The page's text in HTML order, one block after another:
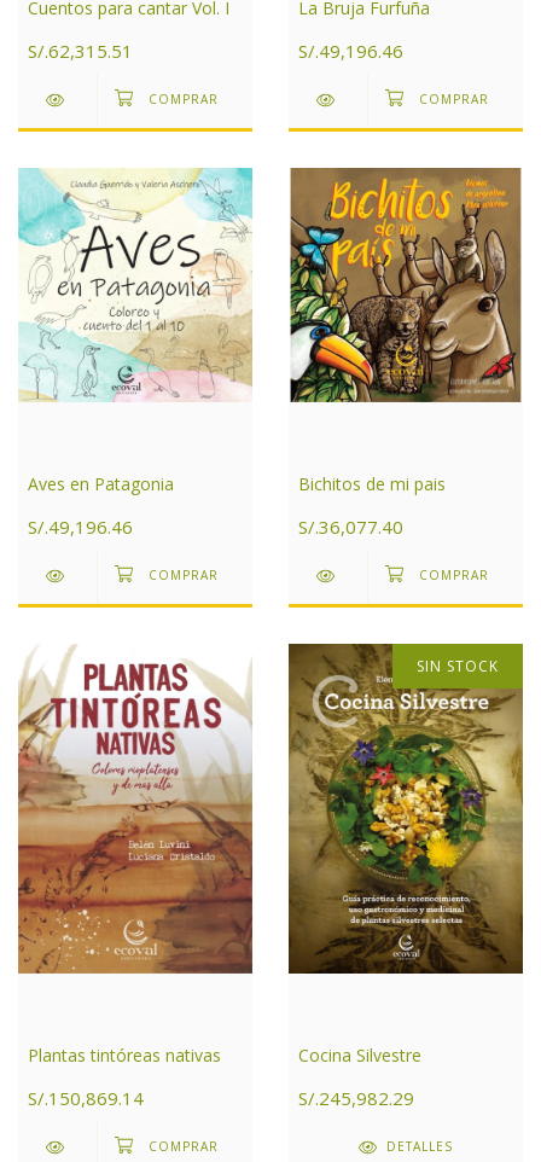
Cuentos para cantar Vol. I
S/.62,315.51
La Bruja Furfuña
S/.49,196.46
Aves en Patagonia
S/.49,196.46
Bichitos de mi pais
S/.36,077.40
Plantas tintóreas nativas
S/.150,869.14
SIN STOCK
Cocina Silvestre
S/.245,982.29
DETALLES